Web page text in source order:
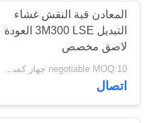
منتجات
معلومات
17
المعادن قبة النقش غشاء
التبديل 3M300 LSE العودة
لاصق مخصص
negotiable MOQ:10 جهاز كمبيوتر شخصى / الكثير
اتصال